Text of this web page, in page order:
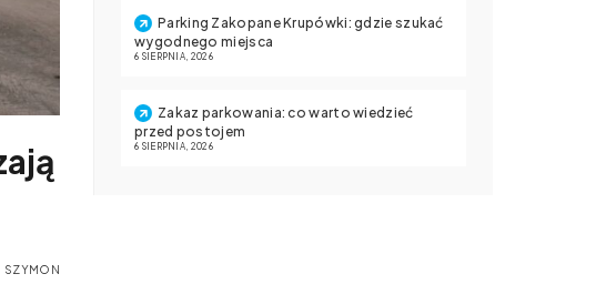
SZYMON
Parking Zakopane Krupówki: gdzie szukać
wygodnego miejsca
6 SIERPNIA, 2026
Zakaz parkowania: co warto wiedzieć
przed postojem
6 SIERPNIA, 2026